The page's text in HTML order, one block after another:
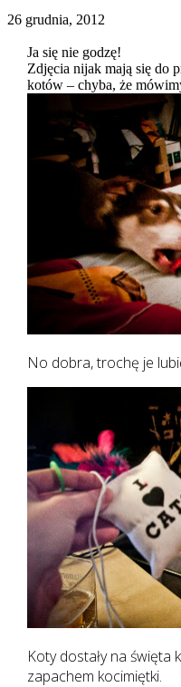
26 grudnia, 2012
Ja się nie godzę!
Zdjęcia nijak mają się do
kotów – chyba, że
No dobra, trochę je
Koty dostały na
zapachem kocimiętki.